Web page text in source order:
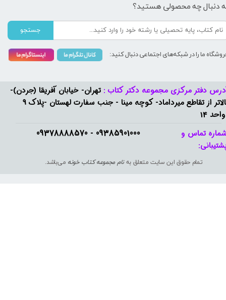
09385901000 - 09378888570​​​​​​​
دفتر مرکزی مجموعه دکتر کتاب : تهران- خیابان آفریقا (جردن)-
بالاتر از تقاطع میرداماد- کوچه مینا - جنب سفارت لهستان -پلاک 9
14
تمام حقوق این سایت متعلق بهنام مجموعه کتاب خونه می‌باشد.
تماس و
دنبال چه محصولی هستید؟
جستجو
ما را در شبکه‌های اجتماعی دنبال کنید: